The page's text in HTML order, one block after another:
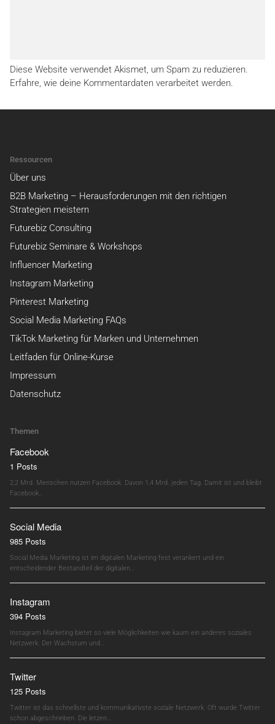
Diese Website verwendet Akismet, um Spam zu reduzieren.
Erfahre, wie deine Kommentardaten verarbeitet werden.
Ressourcen
Über uns
B2B Marketing – Herausforderungen mit den richtigen
Strategien meistern
Futurebiz Consulting
Futurebiz Seminare & Workshops
Influencer Marketing
Instagram Marketing
Pinterest Marketing
Social Media Marketing FAQs
TikTok Marketing für Marken und Unternehmen
Leitfaden für Online-Kurse
Impressum
Datenschutz
Themen
Facebook
1 Posts
2,2 Mrd. Menschen nutzen Facebook. Davon 1,4 Mrd. jeden Tag. Damit ist und bleibt
Facebook…
Social Media
985 Posts
Social Media Marketing ist im digitalen Marketing fest verankert und ein
entscheidender Bestandteil der digitalen…
Instagram
394 Posts
Instagram Marketing bietet so viele Möglichkeiten wie kaum ein anderes soziales
Netzwerk. Der Wachstum und…
Twitter
125 Posts
Twitter ist das schnellste und kommunikativste soziale Netzwerk. Oft wurde Twitter
schon abgeschrieben. Die letzen…